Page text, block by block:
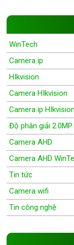
WinTech
Camera ip
HIkvision
Camera HIkvision
Camera ip HIkvision
Độ phân giải 2.0MP
Camera AHD
Camera AHD
Tin tức
Camera wifi
Tin công nghệ